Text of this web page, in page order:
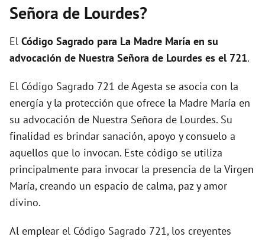
Señora de Lourdes?
El Código Sagrado para La Madre María en su
advocación de Nuestra Señora de Lourdes es el 721.
El Código Sagrado 721 de Agesta se asocia con la
energía y la protección que ofrece la Madre María en
su advocación de Nuestra Señora de Lourdes. Su
finalidad es brindar sanación, apoyo y consuelo a
aquellos que lo invocan. Este código se utiliza
principalmente para invocar la presencia de la Virgen
María, creando un espacio de calma, paz y amor
divino.
Al emplear el Código Sagrado 721, los creyentes